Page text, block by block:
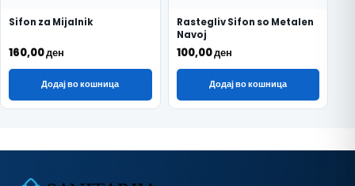
Sifon za Mijalnik
160,00ден
Додај во кошница
Rastegliv Sifon so Metalen
Navoj
100,00ден
Додај во кошница